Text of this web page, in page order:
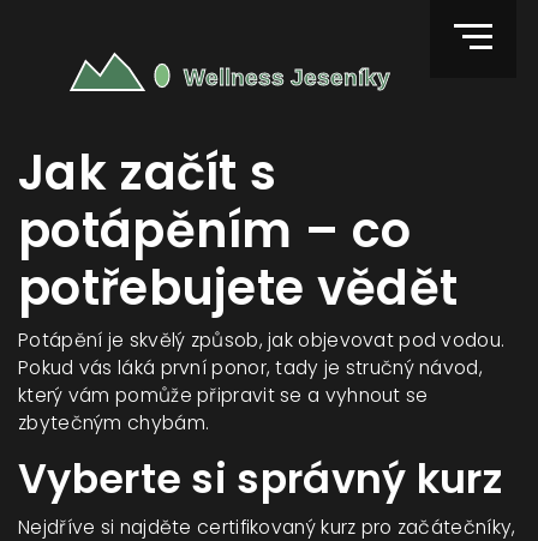
Jak začít s
potápěním – co
potřebujete vědět
Potápění je skvělý způsob, jak objevovat pod vodou.
Pokud vás láká první ponor, tady je stručný návod,
který vám pomůže připravit se a vyhnout se
zbytečným chybám.
Vyberte si správný kurz
Nejdříve si najděte certifikovaný kurz pro začátečníky,